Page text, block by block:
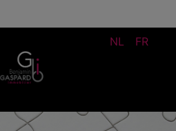
NL FR